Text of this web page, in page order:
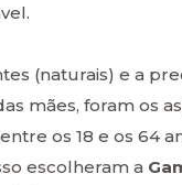
(naturais) e a
mães, foram os
os 18 e os 64
escolheram a